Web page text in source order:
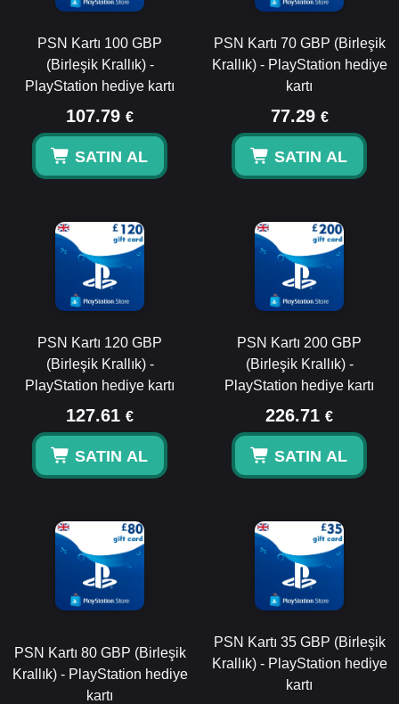
PSN Kartı 100 GBP
(Birleşik Krallık) -
PlayStation hediye kartı
107.79 €
SATIN AL
PSN Kartı 70 GBP (Birleşik
Krallık) - PlayStation hediye
kartı
77.29 €
SATIN AL
PSN Kartı 120 GBP
(Birleşik Krallık) -
PlayStation hediye kartı
127.61 €
SATIN AL
PSN Kartı 200 GBP
(Birleşik Krallık) -
PlayStation hediye kartı
226.71 €
SATIN AL
PSN Kartı 80 GBP (Birleşik
Krallık) - PlayStation hediye
kartı
PSN Kartı 35 GBP (Birleşik
Krallık) - PlayStation hediye
kartı